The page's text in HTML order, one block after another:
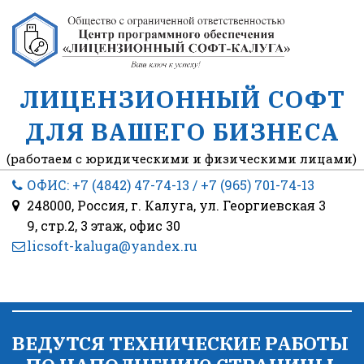
ЛИЦЕНЗИОННЫЙ СОФТ
ДЛЯ ВАШЕГО БИЗНЕСА
(работаем с юридическими и физическими лицами)
ОФИС: +7 (4842) 47-74-13 / +7 (965) 701-74-13
248000, Россия, г. Калуга, ул. Георгиевская 3
9, стр.2, 3 этаж, офис 30
licsoft-kaluga@yandex.ru
ВЕДУТСЯ ТЕХНИЧЕСКИЕ РАБОТЫ